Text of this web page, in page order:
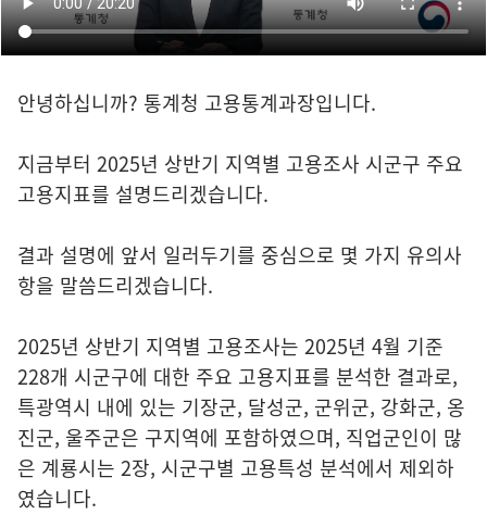
안녕하십니까? 통계청 고용통계과장입니다.
지금부터 2025년 상반기 지역별 고용조사 시군구 주요
고용지표를 설명드리겠습니다.
결과 설명에 앞서 일러두기를 중심으로 몇 가지 유의사
항을 말씀드리겠습니다.
2025년 상반기 지역별 고용조사는 2025년 4월 기준
228개 시군구에 대한 주요 고용지표를 분석한 결과로,
특광역시 내에 있는 기장군, 달성군, 군위군, 강화군, 옹
진군, 울주군은 구지역에 포함하였으며, 직업군인이 많
은 계룡시는 2장, 시군구별 고용특성 분석에서 제외하
였습니다.